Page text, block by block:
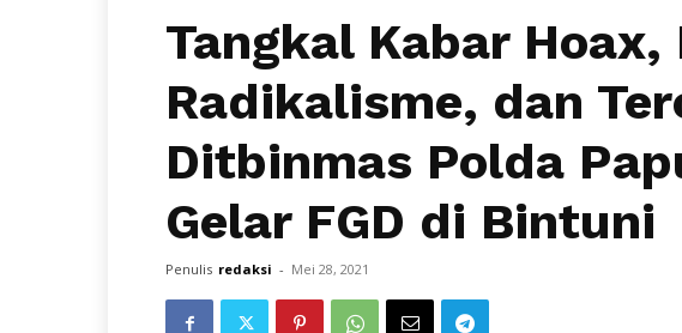
Tangkal Kabar Hoax,
Radikalisme, dan
Ditbinmas Polda
Gelar FGD di Bintuni
Penulis redaksi - Mei 28, 2021